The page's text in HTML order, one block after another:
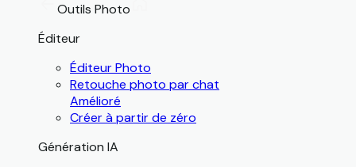
Outils Photo
Éditeur
Éditeur Photo
Retouche photo par chat
Amélioré
Créer à partir de zéro
Génération IA